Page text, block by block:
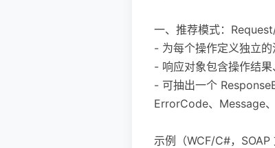
一、推荐模式：
- 为每个操作定义独立
- 响应对象包含操作结
- 可抽出一个
ErrorCode、Message
示例（WCF/C#，SOAP